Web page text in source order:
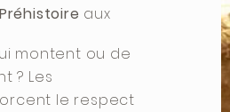
aux
montent ou de
? Les
le respect